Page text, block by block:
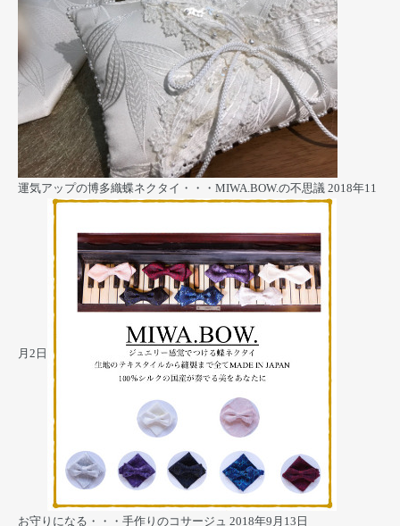
運気アップの博多織蝶ネクタイ・・・MIWA.BOW.の不思議 2018年11
月2日
お守りになる・・・手作りのコサージュ 2018年9月13日